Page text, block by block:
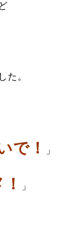
ど
た。
で！ 」
」